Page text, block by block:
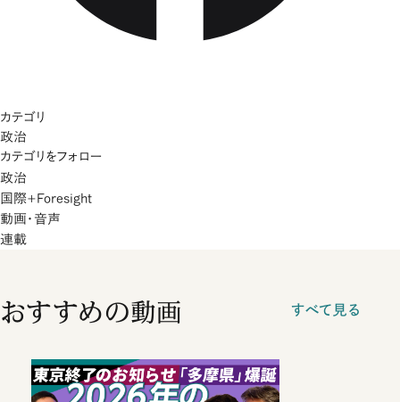
カテゴリ
政治
カテゴリをフォロー
政治
国際+Foresight
動画・音声
連載
おすすめの動画 すべて見る